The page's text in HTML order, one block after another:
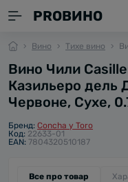
PROВИНО
Вино Тихе вино
Вино Чили
Казильеро дель
Червоне, Сухе,
Бренд: Concha y Toro
Код: 22633-01
EAN: 7804320510187
Все про товар